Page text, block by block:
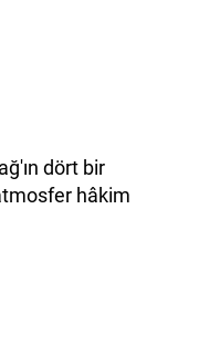
dört bir
hâkim